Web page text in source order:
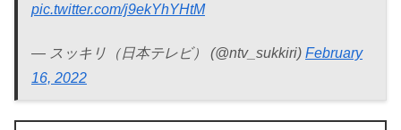
pic.twitter.com/j9ekYhYHtM
— スッキリ（日本テレビ） (@ntv_sukkiri) February
16, 2022